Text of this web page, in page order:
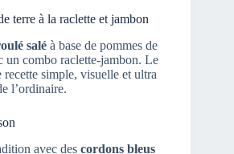
terre à la raclette et jambon
salé à base de pommes de
un combo raclette-jambon. Le
simple, visuelle et ultra
l’ordinaire.
avec des cordons bleus